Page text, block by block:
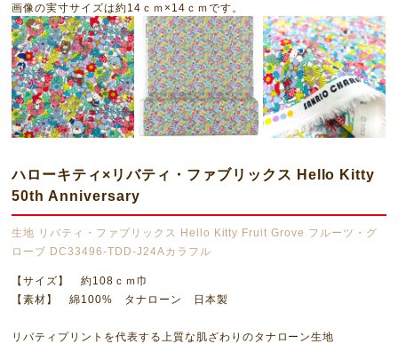
画像の実寸サイズは約14ｃｍ×14ｃｍです。
ハローキティ×リバティ・ファブリックス Hello Kitty
50th Anniversary
生地 リバティ・ファブリックス Hello Kitty Fruit Grove フルーツ・グ
ローブ DC33496-TDD-J24Aカラフル
【サイズ】 約108ｃｍ巾
【素材】 綿100% タナローン 日本製
リバティプリントを代表する上質な肌ざわりのタナローン生地